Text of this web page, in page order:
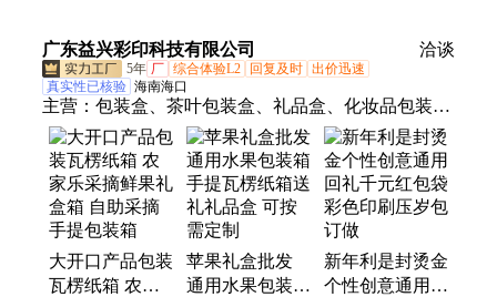
提便携可定制
制
提便携可定制
广东益兴彩印科技有限公司 洽谈
5年 厂 综合体验L2 回复及时 出价迅速
真实性已核验 海南海口
主营： 包装盒、茶叶包装盒、礼品盒、化妆品包装
盒、保健品包装盒、高档礼盒、纸盒、蛋糕盒、日
历、台历、红包、利是封、贺卡、药盒、手提袋、酒
盒、牙膏盒、防伪标、PVC胶盒、不干胶、证书、吊
牌、月饼盒、画册、刮刮银
大开口产品包装
瓦楞纸箱 农家
苹果礼盒批发
通用水果包装箱
新年利是封烫金
个性创意通用回